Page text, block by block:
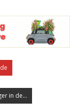
in de...